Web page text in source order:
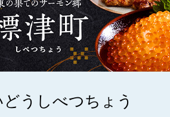
うしべつちょう